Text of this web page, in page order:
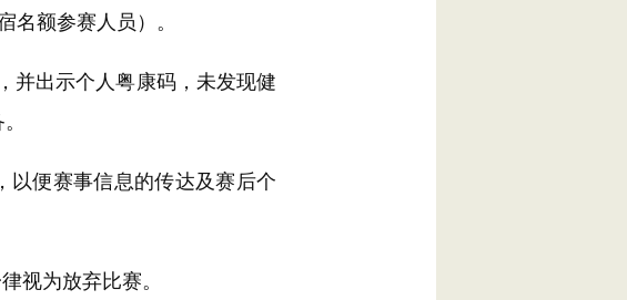
名额参赛人员）。
出示个人粤康码，未发现健
便赛事信息的传达及赛后个
视为放弃比赛。